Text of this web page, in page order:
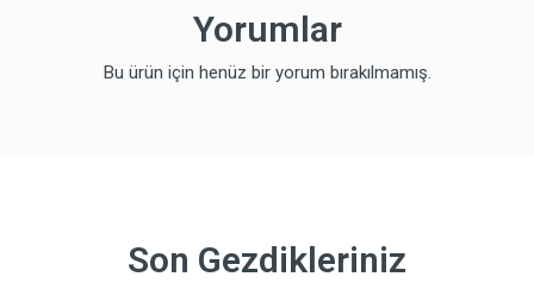
Yorumlar
Bu ürün için henüz bir yorum bırakılmamış.
Son Gezdikleriniz